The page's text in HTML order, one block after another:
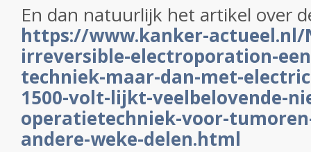
En dan natuurlijk het artikel over
https://www.kanker-actueel.nl/
irreversible-electroporation-
techniek-maar-dan-met-
1500-volt-lijkt-veelbelovende-
operatietechniek-voor-
andere-weke-delen.html